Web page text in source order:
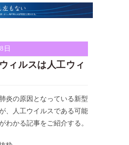
日
ィルスは人工ウィ
炎の原因となっている新型
、人工ウイルスである可能
わかる記事をご紹介する。